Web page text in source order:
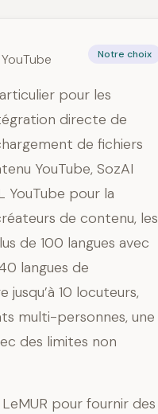
Notre choix
pour les
directe de
de fichiers
YouTube, SozAI
YouTube pour la
de contenu, les
de 100 langues avec
langues de
10 locuteurs,
multi-personnes, une
des limites non
pour fournir des